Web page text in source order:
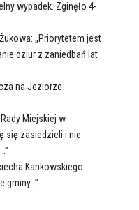
wypadek. Zginęło 4-
„Priorytetem jest
dziur z zaniedbań lat
na Jeziorze
Miejskiej w
się zasiedzieli i nie
Kankowskiego:
gminy…”